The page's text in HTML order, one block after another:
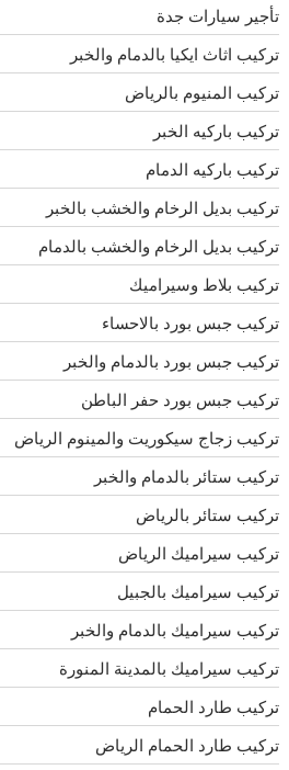
تأجير سيارات جدة
تركيب اثاث ايكيا بالدمام والخبر
تركيب المنيوم بالرياض
تركيب باركيه الخبر
تركيب باركيه الدمام
تركيب بديل الرخام والخشب بالخبر
تركيب بديل الرخام والخشب بالدمام
تركيب بلاط وسيراميك
تركيب جبس بورد بالاحساء
تركيب جبس بورد بالدمام والخبر
تركيب جبس بورد حفر الباطن
تركيب زجاج سيكوريت والمينوم الرياض
تركيب ستائر بالدمام والخبر
تركيب ستائر بالرياض
تركيب سيراميك الرياض
تركيب سيراميك بالجبيل
تركيب سيراميك بالدمام والخبر
تركيب سيراميك بالمدينة المنورة
تركيب طارد الحمام
تركيب طارد الحمام الرياض